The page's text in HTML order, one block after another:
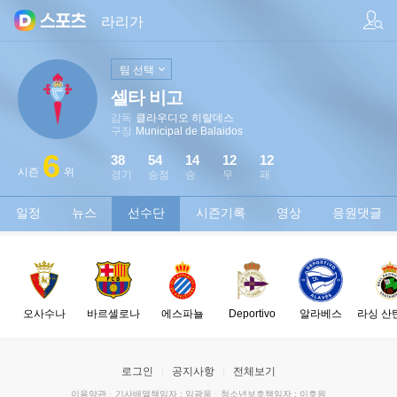
라리가
셀타 비고
감독 클라우디오 히랄데스
구장 Municipal de Balaidos
시즌 6 위 경기
38
승점
54
승
14
무
12
패
12
팀 선택
일정 뉴스 선수단 시즌기록 영상 응원댓글
오사수나 바르셀로나 에스파뇰 Deportivo 알라베스 라싱 산
로그인 공지사항 전체보기
이용약관 · 기사배열책임자 : 임광욱 · 청소년보호책임자 : 이호원